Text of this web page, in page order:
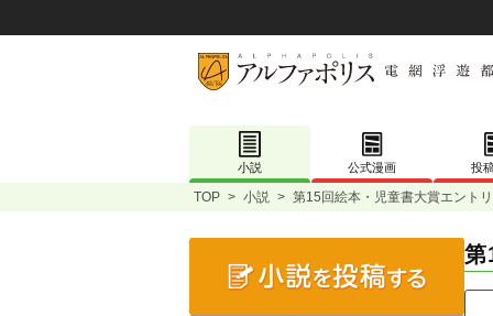
小説 公式漫画 投
TOP > 小説 > 第15回絵本・児童書大賞エント
第